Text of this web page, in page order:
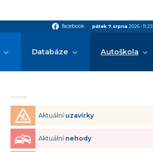
facebook facebook pátek 7.srpna 2026•11:23
Databáze Autoškola
reklama
Aktuální uzavírky
Aktuální nehody